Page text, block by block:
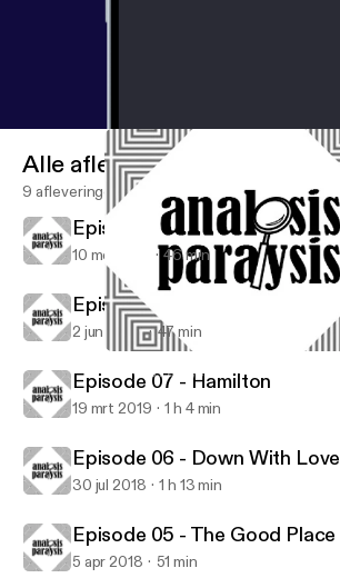
Analysis Paralysis
Alle afleveringen
9 afleveringen
Episode 09 - Tenet
10 mei 2021 46 min
Episode 08 - Knives Out
2 jun 2020 47 min
Episode 07 - Hamilton
19 mrt 2019 1 h 4 min
Episode 06 - Down With Love
30 jul 2018 1 h 13 min
Episode 05 - The Good Place
5 apr 2018 51 min